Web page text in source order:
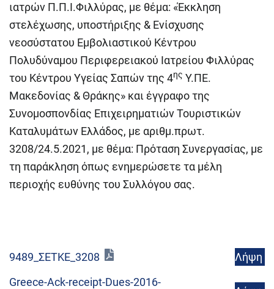
ιατρών Π.Π.Ι.Φιλλύρας, με θέμα: «Έκκληση
στελέχωσης, υποστήριξης & Ενίσχυσης
νεοσύστατου Εμβολιαστικού Κέντρου
Πολυδύναμου Περιφερειακού Ιατρείου Φιλλύρας
του Κέντρου Υγείας Σαπών της 4ης Υ.ΠΕ.
Μακεδονίας & Θράκης» και έγγραφο της
Συνομοσπονδίας Επιχειρηματιών Τουριστικών
Καταλυμάτων Ελλάδος, με αριθμ.πρωτ.
3208/24.5.2021, με θέμα: Πρόταση Συνεργασίας, με
τη παράκληση όπως ενημερώσετε τα μέλη
περιοχής ευθύνης του Συλλόγου σας.
9489_ΣΕΤΚΕ_3208
Λήψη
Greece-Ack-receipt-Dues-2016-